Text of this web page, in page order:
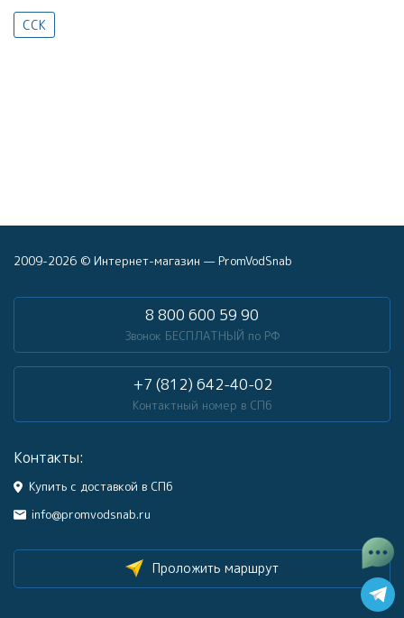
CCK
2009-2026 © Интернет-магазин — PromVodSnab
8 800 600 59 90
Звонок БЕСПЛАТНЫЙ по РФ
+7 (812) 642-40-02
Контактный номер в СПб
Контакты:
Купить с доставкой в СПб
info@promvodsnab.ru
Проложить маршрут